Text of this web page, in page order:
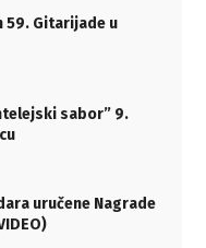
59. Gitarijade u
sabor” 9.
uručene Nagrade